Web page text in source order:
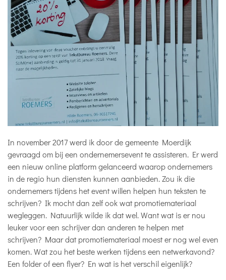
In november 2017 werd ik door de gemeente Moerdijk
gevraagd om bij een ondernemersevent te assisteren. Er werd
een nieuw online platform gelanceerd waarop ondernemers
in de regio hun diensten kunnen aanbieden. Zou ik die
ondernemers tijdens het event willen helpen hun teksten te
schrijven? Ik mocht dan zelf ook wat promotiemateriaal
wegleggen. Natuurlijk wilde ik dat wel. Want wat is er nou
leuker voor een schrijver dan anderen te helpen met
schrijven? Maar dat promotiemateriaal moest er nog wel even
komen. Wat zou het beste werken tijdens een netwerkavond?
Een folder of een flyer? En wat is het verschil eigenlijk?